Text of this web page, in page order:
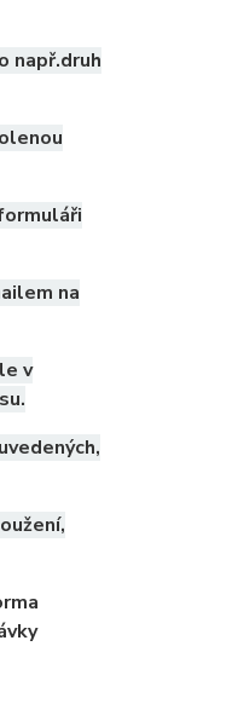
např.druh
na
v